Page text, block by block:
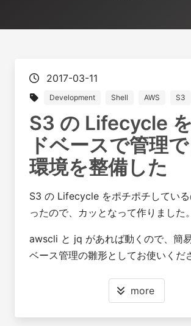
2017-03-11
Development Shell AWS S3
S3 の Lifecycle
ドベースで管理
環境を整備した
S3 の Lifecycle をポチポチしてい
ったので、カッとなって作りました。
awscli と jq があれば動くので、簡
ベース管理の雛形としてお使いくだ
more